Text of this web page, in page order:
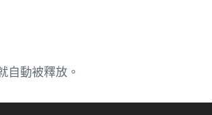
自動被釋放。